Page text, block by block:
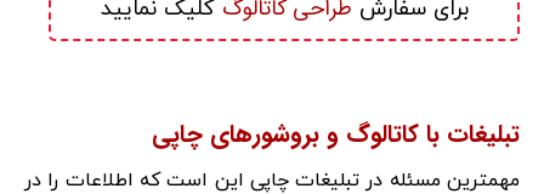
برای سفارش طراحی کاتالوگ کلیک نمایید
تبلیغات با کاتالوگ و بروشورهای چاپی
مهمترین مسئله در تبلیغات چاپی این است که اطلاعات را در